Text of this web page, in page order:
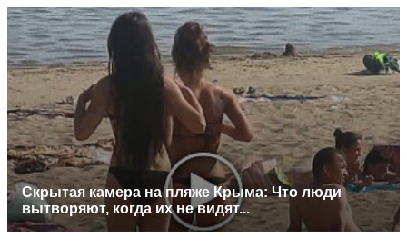
Скрытая камера на пляже Крыма: Что люди
вытворяют, когда их не видят...